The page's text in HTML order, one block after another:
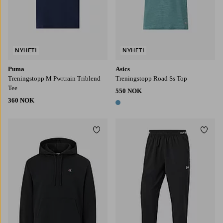
Puma
Treningstopp M Pwrtrain Triblend
Tee
360 NOK
NYHET!
Asics
Treningstopp Road Ss Top
550 NOK
1 farge
NYHET!
Legg til favoritter